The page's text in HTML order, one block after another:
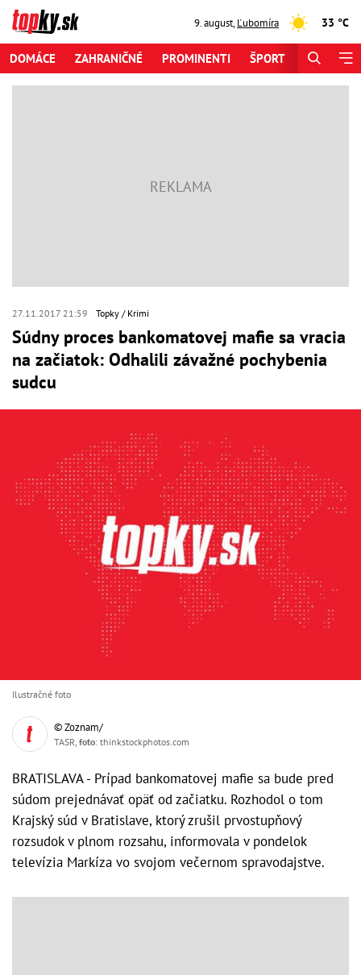
9. august,Ľubomíra 33 °C
DOMÁCE ZAHRANIČNÉ PROMINENTI ŠPORT
27.11.2017 21:59 Topky Krimi
Súdny proces bankomatovej mafie sa vracia
na začiatok: Odhalili závažné pochybenia
sudcu
Ilustračné foto
© Zoznam/
TASR, foto: thinkstockphotos.com
BRATISLAVA - Prípad bankomatovej mafie sa bude pred
súdom prejednávať opäť od začiatku. Rozhodol o tom
Krajský súd v Bratislave, ktorý zrušil prvostupňový
rozsudok v plnom rozsahu, informovala v pondelok
televízia Markíza vo svojom večernom spravodajstve.